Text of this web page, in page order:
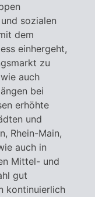
sozialen
dem
einhergeht,
zu
auch
bei
erhöhte
und
Rhein-Main,
auch in
Mittel- und
gut
kontinuierlich